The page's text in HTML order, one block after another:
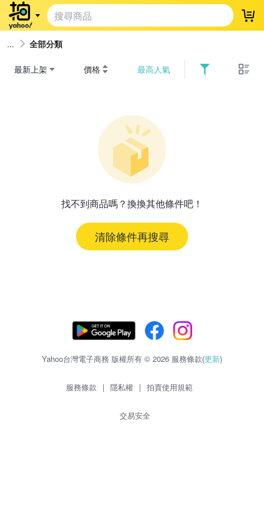
登
全部分類
最新上架 價格 最高人氣
找不到商品嗎？換換其他條件吧！
清除條件再搜尋
Yahoo台灣電子商務 版權所有 © 2026 服務條款(更新)
服務條款 | 隱私權 | 拍賣使用規範
交易安全